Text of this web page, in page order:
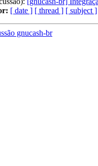
[ date ] [ thread ] [ subject ]
gnucash-br